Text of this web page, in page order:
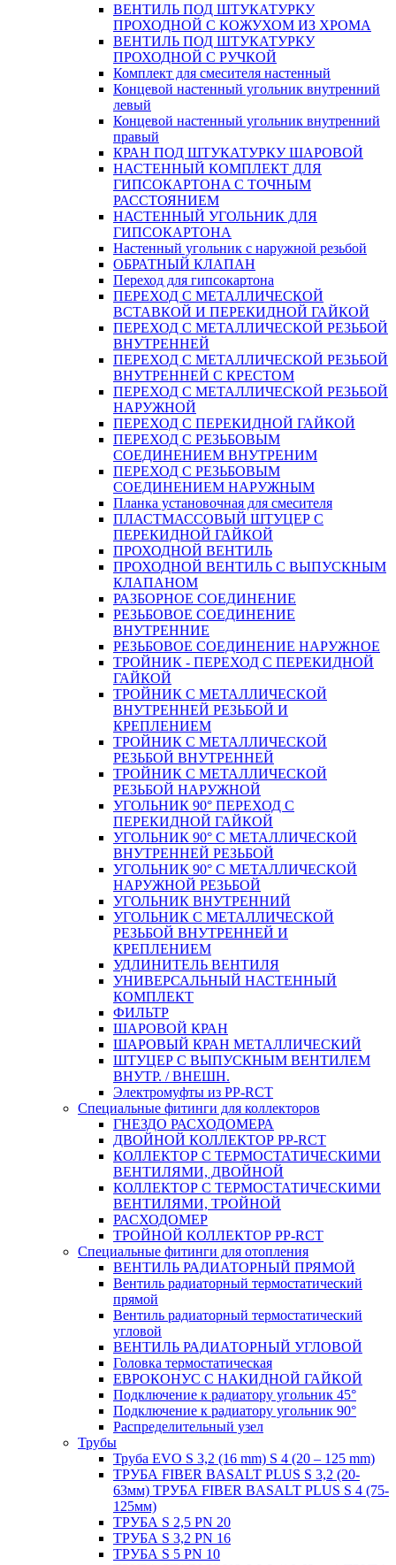
ВЕНТИЛЬ ПОД ШТУКАТУРКУ
ПРОХОДНОЙ С КОЖУХОМ ИЗ ХРОМА
ВЕНТИЛЬ ПОД ШТУКАТУРКУ
ПРОХОДНОЙ С РУЧКОЙ
Комплект для смесителя настенный
Концевой настенный угольник внутренний
левый
Концевой настенный угольник внутренний
правый
КРАН ПОД ШТУКАТУРКУ ШАРОВОЙ
НАСТЕННЫЙ КОМПЛЕКТ ДЛЯ
ГИПСОКАРТОНA С ТОЧНЫМ
РАССТОЯНИЕМ
НАСТЕННЫЙ УГОЛЬНИК ДЛЯ
ГИПСОКАРТОНА
Настенный угольник с наружной резьбой
ОБРАТНЫЙ КЛАПАН
Переход для гипсокартона
ПЕРЕХОД С МЕТАЛЛИЧЕСКОЙ
ВСТАВКОЙ И ПЕРЕКИДНОЙ ГАЙКОЙ
ПЕРЕХОД С МЕТАЛЛИЧЕСКОЙ РЕЗЬБОЙ
ВНУТРЕННЕЙ
ПЕРЕХОД С МЕТАЛЛИЧЕСКОЙ РЕЗЬБОЙ
ВНУТРЕННЕЙ С КРЕСТОМ
ПЕРЕХОД С МЕТАЛЛИЧЕСКОЙ РЕЗЬБОЙ
НАРУЖНОЙ
ПЕРЕХОД С ПЕРЕКИДНОЙ ГАЙКОЙ
ПЕРЕХОД С РЕЗЬБОВЫМ
СОЕДИНЕНИЕМ ВНУТРЕНИМ
ПЕРЕХОД С РЕЗЬБОВЫМ
СОЕДИНЕНИЕМ НАРУЖНЫМ
Планка установочная для смесителя
ПЛАСТМАССОВЫЙ ШТУЦЕР С
ПЕРЕКИДНОЙ ГАЙКОЙ
ПРОХОДНОЙ ВЕНТИЛЬ
ПРОХОДНОЙ ВЕНТИЛЬ С ВЫПУСКНЫМ
КЛАПАНОМ
РАЗБОРНОЕ СОЕДИНЕНИЕ
РЕЗЬБОВОЕ СОЕДИНЕНИЕ
ВНУТРЕННИЕ
РЕЗЬБОВОЕ СОЕДИНЕНИЕ НАРУЖНОЕ
ТРОЙНИК - ПЕРЕХОД С ПЕРЕКИДНОЙ
ГАЙКОЙ
ТРОЙНИК С МЕТАЛЛИЧЕСКОЙ
ВНУТРЕННЕЙ РЕЗЬБОЙ И
КРЕПЛЕНИЕМ
ТРОЙНИК С МЕТАЛЛИЧЕСКОЙ
РЕЗЬБОЙ ВНУТРЕННЕЙ
ТРОЙНИК С МЕТАЛЛИЧЕСКОЙ
РЕЗЬБОЙ НАРУЖНОЙ
УГОЛЬНИК 90° ПЕРЕХОД С
ПЕРЕКИДНОЙ ГАЙКОЙ
УГОЛЬНИК 90° С МЕТАЛЛИЧЕСКОЙ
ВНУТРЕННEЙ РЕЗЬБОЙ
УГОЛЬНИК 90° С МЕТАЛЛИЧЕСКОЙ
НАРУЖНОЙ РЕЗЬБОЙ
УГОЛЬНИК ВНУТРЕННИЙ
УГОЛЬНИК С МЕТАЛЛИЧЕСКОЙ
РЕЗЬБОЙ ВНУТРЕННЕЙ И
КРЕПЛЕНИЕМ
УДЛИНИТЕЛЬ ВЕНТИЛЯ
УНИВЕРСАЛЬНЫЙ НАСТЕННЫЙ
КОМПЛЕКТ
ФИЛЬТР
ШАРОВОЙ КРАН
ШАРОВЫЙ КРАН МЕТАЛЛИЧЕСКИЙ
ШТУЦЕР С ВЫПУСКНЫМ ВЕНТИЛЕМ
ВНУТР. / ВНЕШН.
Электромуфты из PP-RCT
Специальные фитинги для коллекторов
ГНЕЗДО РАСХОДОМЕРА
ДВОЙНОЙ КОЛЛЕКТОР PP-RCT
КОЛЛЕКТОР С ТЕРМОСТАТИЧЕСКИМИ
ВЕНТИЛЯМИ, ДВОЙНОЙ
КОЛЛЕКТОР С ТЕРМОСТАТИЧЕСКИМИ
ВЕНТИЛЯМИ, ТРОЙНОЙ
РАСХОДОМЕР
ТРОЙНОЙ КОЛЛЕКТОР PP-RCT
Специальные фитинги для отопления
ВЕНТИЛЬ РАДИАТОРНЫЙ ПРЯМОЙ
Вентиль радиаторный термостатический
прямой
Вентиль радиаторный термостатический
угловой
ВЕНТИЛЬ РАДИАТОРНЫЙ УГЛОВОЙ
Головка термостатическая
ЕВРОКОНУС С НАКИДНОЙ ГАЙКОЙ
Подключение к радиатору угольник 45°
Подключение к радиатору угольник 90°
Распределительный узел
Трубы
Труба EVO S 3,2 (16 mm) S 4 (20 – 125 mm)
ТРУБА FIBER BASALT PLUS S 3,2 (20-
63мм) ТРУБА FIBER BASALT PLUS S 4 (75-
125мм)
ТРУБА S 2,5 PN 20
ТРУБА S 3,2 PN 16
ТРУБА S 5 PN 10